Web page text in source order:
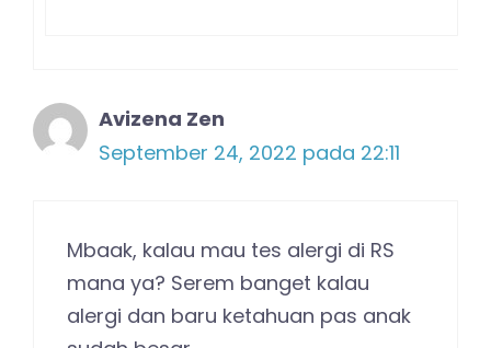
Avizena Zen
September 24, 2022 pada 22:11
Mbaak, kalau mau tes alergi di RS
mana ya? Serem banget kalau
alergi dan baru ketahuan pas anak